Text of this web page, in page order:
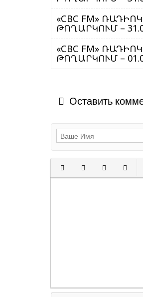
«CBC FM»
ԹՈՂԱՐԿՈՒՄ –
«CBC FM»
ԹՈՂԱՐԿՈՒՄ –
Оставить
Полужирный
Курсив